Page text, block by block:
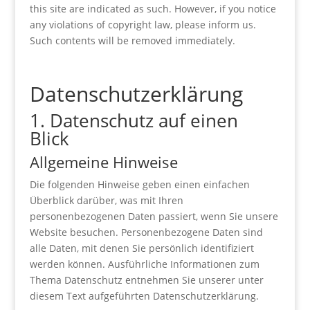
this site are indicated as such. However, if you notice
any violations of copyright law, please inform us.
Such contents will be removed immediately.
Datenschutzerklärung
1. Datenschutz auf einen
Blick
Allgemeine Hinweise
Die folgenden Hinweise geben einen einfachen
Überblick darüber, was mit Ihren
personenbezogenen Daten passiert, wenn Sie unsere
Website besuchen. Personenbezogene Daten sind
alle Daten, mit denen Sie persönlich identifiziert
werden können. Ausführliche Informationen zum
Thema Datenschutz entnehmen Sie unserer unter
diesem Text aufgeführten Datenschutzerklärung.